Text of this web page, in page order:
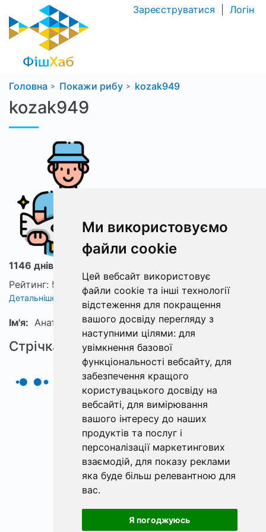
Ми використовуємо
файли cookie
Цей вебсайт використовує
файли cookie та інші технології
відстеження для покращення
вашого досвіду перегляду з
наступними цілями: для
увімкнення базової
функціональності вебсайту, для
забезпечення кращого
користувацького досвіду на
вебсайті, для вимірювання
вашого інтересу до наших
продуктів та послуг і
персоналізації маркетингових
взаємодій, для показу реклами
яка буде більш релевантною для
вас.
Я погоджуюсь
Зареєструватися Логін
Головна Покажи рибу kozak949
kozak949
1146 днів з ФішХаб
Рейтинг: 5
Детальніше про рейтинг
Ім'я: Анатолий
Стрічка